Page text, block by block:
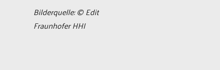
Bilderquelle: © Edit
Fraunhofer HHI